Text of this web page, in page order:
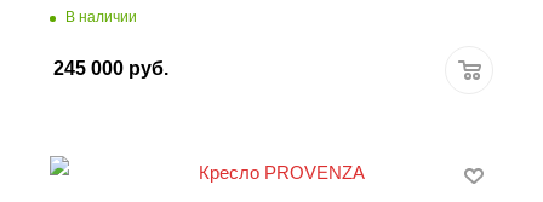
В наличии
245 000 руб.